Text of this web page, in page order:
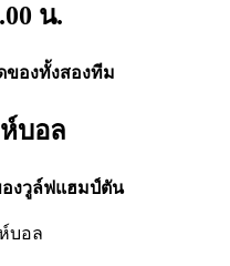
น.
ของทั้งสองทีม
องวูล์ฟแฮมป์ตัน